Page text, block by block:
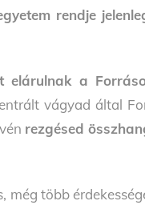
rendje
elárulnak a
vágyad által
rezgésed
még több